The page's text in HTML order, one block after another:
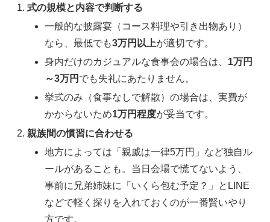
式の規模と内容で判断する
一般的な披露宴（コース料理や引き出物あり）
なら、最低でも3万円以上が適切です。
身内だけのカジュアルな食事会の場合は、 1万円
～3万円 でも失礼にあたりません。
挙式のみ（食事なしで解散）の場合は、実費が
かからないため1万円程度が妥当です。
親族間の慣習に合わせる
地方によっては「親戚は一律5万円」など独自ル
ールがあることも。当日会場で慌てないよう、
事前に兄弟姉妹に「いくら包む予定？」とLINE
などで軽く探りを入れておくのが一番賢いやり
方です。